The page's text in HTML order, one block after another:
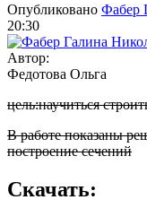
Опубликовано Фабер
20:30
Автор:
Федотова Ольга
цель:научиться
В работе показаны
построение сечений
Скачать: